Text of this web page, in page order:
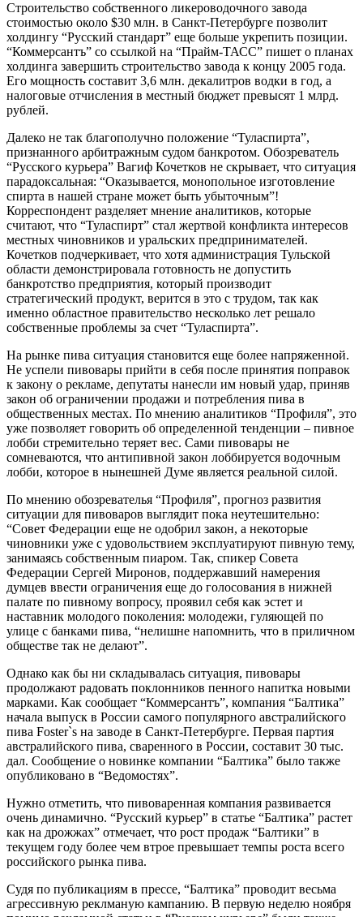
Строительство собственного ликероводочного завода
стоимостью около $30 млн. в Санкт-Петербурге позволит
холдингу “Русский стандарт” еще больше укрепить позиции.
“Коммерсантъ” со ссылкой на “Прайм-ТАСС” пишет о планах
холдинга завершить строительство завода к концу 2005 года.
Его мощность составит 3,6 млн. декалитров водки в год, а
налоговые отчисления в местный бюджет превысят 1 млрд.
рублей.
Далеко не так благополучно положение “Туласпирта”,
признанного арбитражным судом банкротом. Обозреватель
“Русского курьера” Вагиф Кочетков не скрывает, что ситуация
парадоксальная: “Оказывается, монопольное изготовление
спирта в нашей стране может быть убыточным”!
Корреспондент разделяет мнение аналитиков, которые
считают, что “Туласпирт” стал жертвой конфликта интересов
местных чиновников и уральских предпринимателей.
Кочетков подчеркивает, что хотя администрация Тульской
области демонстрировала готовность не допустить
банкротство предприятия, который производит
стратегический продукт, верится в это с трудом, так как
именно областное правительство несколько лет решало
собственные проблемы за счет “Туласпирта”.
На рынке пива ситуация становится еще более напряженной.
Не успели пивовары прийти в себя после принятия поправок
к закону о рекламе, депутаты нанесли им новый удар, приняв
закон об ограничении продажи и потребления пива в
общественных местах. По мнению аналитиков “Профиля”, это
уже позволяет говорить об определенной тенденции – пивное
лобби стремительно теряет вес. Сами пивовары не
сомневаются, что антипивной закон лоббируется водочным
лобби, которое в нынешней Думе является реальной силой.
По мнению обозревателья “Профиля”, прогноз развития
ситуации для пивоваров выглядит пока неутешительно:
“Совет Федерации еще не одобрил закон, а некоторые
чиновники уже с удовольствием эксплуатируют пивную тему,
занимаясь собственным пиаром. Так, спикер Совета
Федерации Сергей Миронов, поддержавший намерения
думцев ввести ограничения еще до голосования в нижней
палате по пивному вопросу, проявил себя как эстет и
наставник молодого поколения: молодежи, гуляющей по
улице с банками пива, “нелишне напомнить, что в приличном
обществе так не делают”.
Однако как бы ни складывалась ситуация, пивовары
продолжают радовать поклонников пенного напитка новыми
марками. Как сообщает “Коммерсантъ”, компания “Балтика”
начала выпуск в России самого популярного австралийского
пива Foster`s на заводе в Санкт-Петербурге. Первая партия
австралийского пива, сваренного в России, составит 30 тыс.
дал. Сообщение о новинке компании “Балтика” было также
опубликовано в “Ведомостях”.
Нужно отметить, что пивоваренная компания развивается
очень динамично. “Русский курьер” в статье “Балтика” растет
как на дрожжах” отмечает, что рост продаж “Балтики” в
текущем году более чем втрое превышает темпы роста всего
российского рынка пива.
Судя по публикациям в прессе, “Балтика” проводит весьма
агрессивную реклманую кампанию. В первую неделю ноября